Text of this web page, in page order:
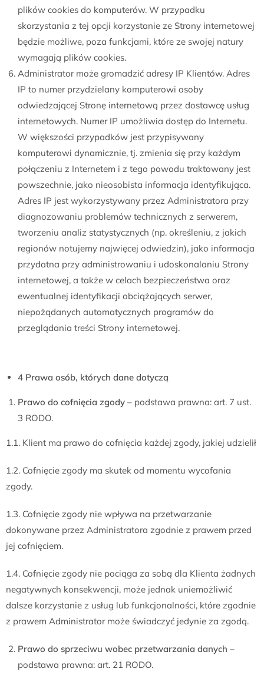
plików cookies do komputerów. W przypadku
skorzystania z tej opcji korzystanie ze Strony internetowej
będzie możliwe, poza funkcjami, które ze swojej natury
wymagają plików cookies.
Administrator może gromadzić adresy IP Klientów. Adres
IP to numer przydzielany komputerowi osoby
odwiedzającej Stronę internetową przez dostawcę usług
internetowych. Numer IP umożliwia dostęp do Internetu.
W większości przypadków jest przypisywany
komputerowi dynamicznie, tj. zmienia się przy każdym
połączeniu z Internetem i z tego powodu traktowany jest
powszechnie, jako nieosobista informacja identyfikująca.
Adres IP jest wykorzystywany przez Administratora przy
diagnozowaniu problemów technicznych z serwerem,
tworzeniu analiz statystycznych (np. określeniu, z jakich
regionów notujemy najwięcej odwiedzin), jako informacja
przydatna przy administrowaniu i udoskonalaniu Strony
internetowej, a także w celach bezpieczeństwa oraz
ewentualnej identyfikacji obciążających serwer,
niepożądanych automatycznych programów do
przeglądania treści Strony internetowej.
4 Prawa osób, których dane dotyczą
Prawo do cofnięcia zgody – podstawa prawna: art. 7 ust.
3 RODO.
1.1. Klient ma prawo do cofnięcia każdej zgody, jakiej udzielił
1.2. Cofnięcie zgody ma skutek od momentu wycofania
zgody.
1.3. Cofnięcie zgody nie wpływa na przetwarzanie
dokonywane przez Administratora zgodnie z prawem przed
jej cofnięciem.
1.4. Cofnięcie zgody nie pociąga za sobą dla Klienta żadnych
negatywnych konsekwencji, może jednak uniemożliwić
dalsze korzystanie z usług lub funkcjonalności, które zgodnie
z prawem Administrator może świadczyć jedynie za zgodą.
Prawo do sprzeciwu wobec przetwarzania danych –
podstawa prawna: art. 21 RODO.